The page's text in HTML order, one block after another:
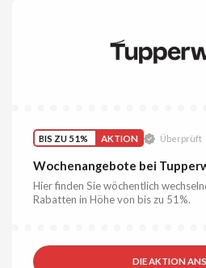
BIS ZU 51% AKTION Überprüft
Wochenangebote bei
Hier finden Sie wöchentlich
Rabatten in Höhe von bis zu 51%.
DIE AKTION